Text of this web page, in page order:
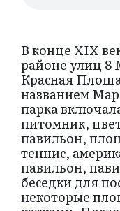
В конце XIX
районе улиц 8
Красная
названием
парка
питомник,
павильон,
теннис,
павильон,
беседки для
некоторые